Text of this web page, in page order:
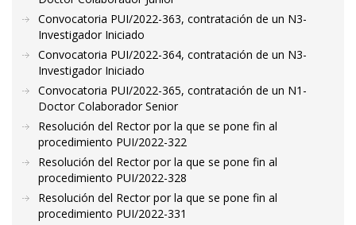
Convocatoria PUI/2022-363, contratación de un N3-
Investigador Iniciado
Convocatoria PUI/2022-364, contratación de un N3-
Investigador Iniciado
Convocatoria PUI/2022-365, contratación de un N1-
Doctor Colaborador Senior
Resolución del Rector por la que se pone fin al
procedimiento PUI/2022-322
Resolución del Rector por la que se pone fin al
procedimiento PUI/2022-328
Resolución del Rector por la que se pone fin al
procedimiento PUI/2022-331